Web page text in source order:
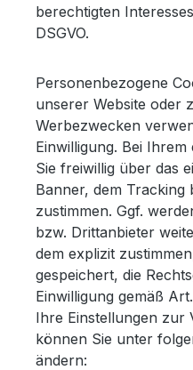
berechtigten
DSGVO.
Personenbezogene
unserer Website oder
Werbezwecken
Einwilligung. Bei
Sie freiwillig über das
Banner, dem Tracking
zustimmen. Ggf.
bzw. Drittanbieter
dem explizit
gespeichert, die
Einwilligung gemäß
Ihre Einstellungen zur
können Sie unter
ändern: